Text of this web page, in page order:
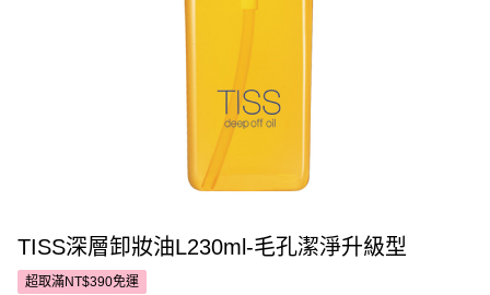
TISS深層卸妝油L230ml-毛孔潔淨升級型
超取滿NT$390免運